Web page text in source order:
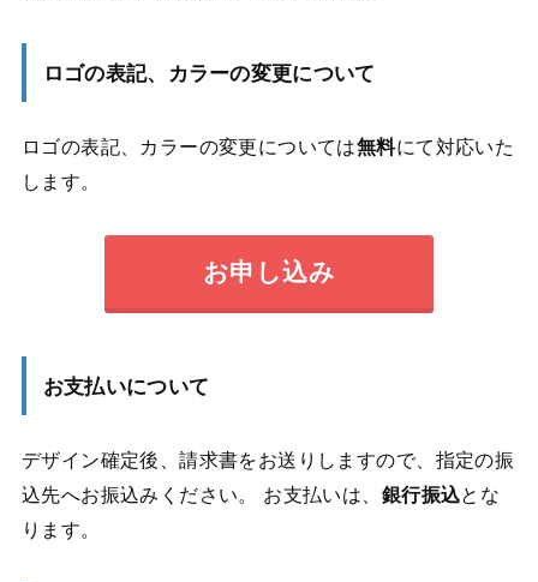
ロゴの表記、カラーの変更について
ロゴの表記、カラーの変更については無料にて対応いた
します。
お申し込み
お支払いについて
デザイン確定後、請求書をお送りしますので、指定の振
込先へお振込みください。 お支払いは、 銀行振込とな
ります。